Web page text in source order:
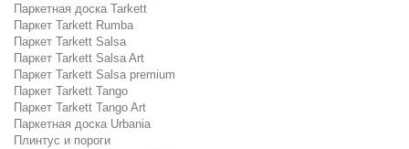
Паркетная доска Tarkett
Паркет Tarkett Rumba
Паркет Tarkett Salsa
Паркет Tarkett Salsa Art
Паркет Tarkett Salsa premium
Паркет Tarkett Tango
Паркет Tarkett Tango Art
Паркетная доска Urbania
Плинтус и пороги